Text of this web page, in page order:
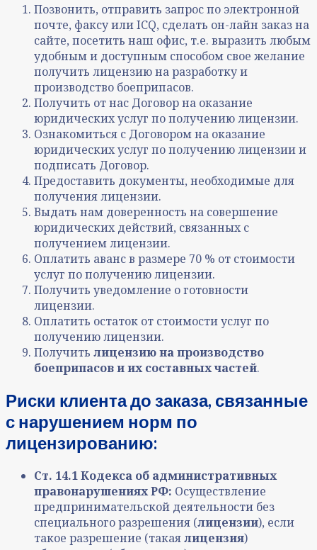
Позвонить, отправить запрос по электронной
почте, факсу или ICQ, сделать он-лайн заказ на
сайте, посетить наш офис, т.е. выразить любым
удобным и доступным способом свое желание
получить лицензию на разработку и
производство боеприпасов.
Получить от нас Договор на оказание
юридических услуг по получению лицензии.
Ознакомиться с Договором на оказание
юридических услуг по получению лицензии и
подписать Договор.
Предоставить документы, необходимые для
получения лицензии.
Выдать нам доверенность на совершение
юридических действий, связанных с
получением лицензии.
Оплатить аванс в размере 70 % от стоимости
услуг по получению лицензии.
Получить уведомление о готовности
лицензии.
Оплатить остаток от стоимости услуг по
получению лицензии.
Получить лицензию на производство
боеприпасов и их составных частей.
Риски клиента до заказа, связанные
с нарушением норм по
лицензированию:
Ст. 14.1 Кодекса об административных
правонарушениях РФ: Осуществление
предпринимательской деятельности без
специального разрешения (лицензии), если
такое разрешение (такаялицензия)